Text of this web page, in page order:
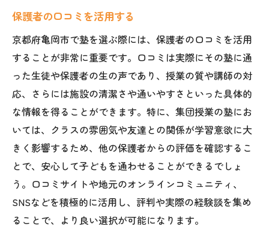
保護者と連携したサポート体制
学校と連携した教育プラン
集団授業と個別授業どちらが亀岡市の塾で子ど
もに合うか
子どもの性格に合った指導法
集中力の発揮しやすい環境
指導の柔軟性とその影響
個別・集団のメリットを比較
成績向上に効果的な学び方
保護者の期待と現実のギャップ
保護者の口コミを活用する
京都府亀岡市で塾を選ぶ際には、保護者の口コミを活用
することが非常に重要です。口コミは実際にその塾に通
った生徒や保護者の生の声であり、授業の質や講師の対
応、さらには施設の清潔さや通いやすさといった具体的
な情報を得ることができます。特に、集団授業の塾にお
いては、クラスの雰囲気や友達との関係が学習意欲に大
きく影響するため、他の保護者からの評価を確認するこ
とで、安心して子どもを通わせることができるでしょ
う。口コミサイトや地元のオンラインコミュニティ、
SNSなどを積極的に活用し、評判や実際の経験談を集め
ることで、より良い選択が可能になります。